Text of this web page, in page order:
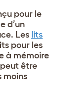
pour le
d’un
Les lits
pour les
à mémoire
être
moins